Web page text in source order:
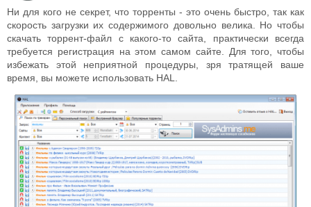
Ни для кого не секрет, что торренты - это очень быстро, так как
скорость загрузки их содержимого довольно велика. Но чтобы
скачать торрент-файл с какого-то сайта, практически всегда
требуется регистрация на этом самом сайте. Для того, чтобы
избежать этой неприятной процедуры, зря тратящей ваше
время, вы можете использовать HAL.